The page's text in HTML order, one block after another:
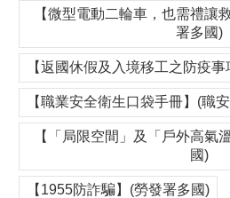
【微型電動二輪車，也需禮讓
署多國)
【返國休假及入境移工之防疫
【職業安全衛生口袋手冊】(職
【「局限空間」及「戶外高氣
國)
【1955防詐騙】(勞發署多國)